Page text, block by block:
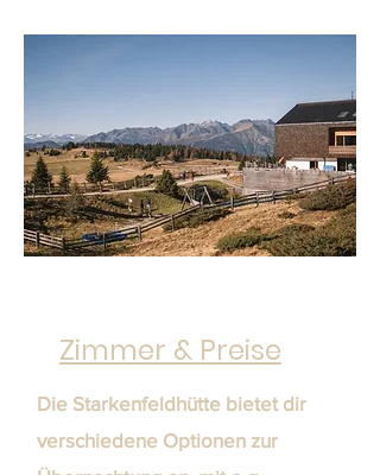
Zimmer & Preise
Die Starkenfeldhütte bietet dir
verschiedene Optionen zur